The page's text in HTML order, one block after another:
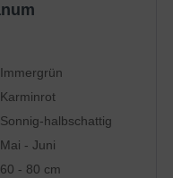
Immergrün
Karminrot
Sonnig-halbschattig
Mai - Juni
60 - 80 cm